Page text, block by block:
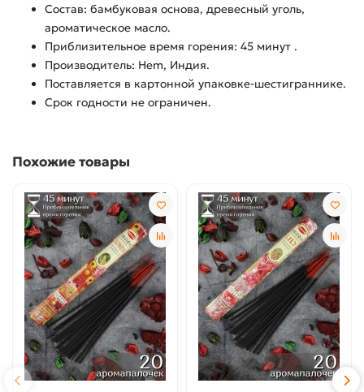
Состав: бамбуковая основа, древесный уголь,
ароматическое масло.
Приблизительное время горения: 45 минут .
Производитель: Hem, Индия.
Поставляется в картонной упаковке-шестиграннике.
Срок годности не ограничен.
Похожие товары